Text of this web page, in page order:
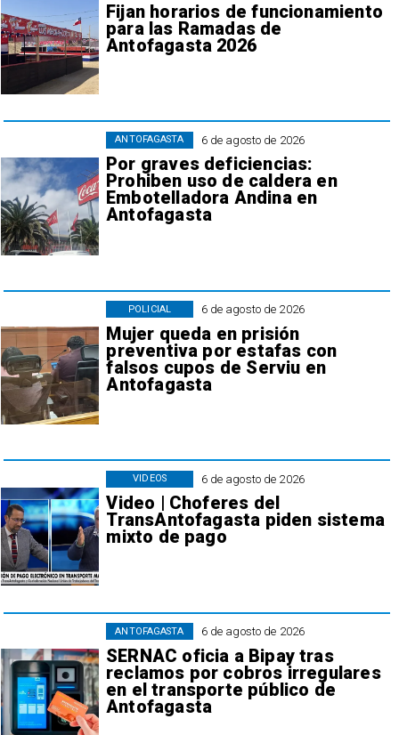
Fijan horarios de funcionamiento
para las Ramadas de
Antofagasta 2026
6 de agosto de 2026
Por graves deficiencias:
Prohiben uso de caldera en
Embotelladora Andina en
Antofagasta
ANTOFAGASTA
6 de agosto de 2026
Mujer queda en prisión
preventiva por estafas con
falsos cupos de Serviu en
Antofagasta
POLICIAL
6 de agosto de 2026
Video | Choferes del
TransAntofagasta piden sistema
mixto de pago
VIDEOS
6 de agosto de 2026
SERNAC oficia a Bipay tras
reclamos por cobros irregulares
en el transporte público de
Antofagasta
ANTOFAGASTA